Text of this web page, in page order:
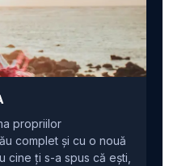
propriilor
complet și cu o nouă
ți s-a spus că ești,